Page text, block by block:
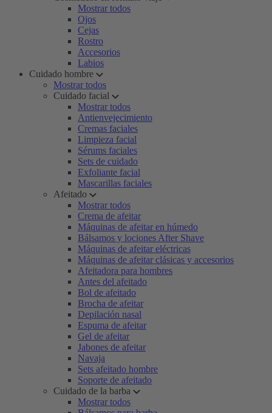
Mostrar todos
Ojos
Cejas
Rostro
Accesorios
Labios
Cuidado hombre
Mostrar todos
Cuidado facial
Mostrar todos
Antienvejecimiento
Cremas faciales
Limpieza facial
Sérums faciales
Sets de cuidado
Exfoliante facial
Mascarillas faciales
Afeitado
Mostrar todos
Crema de afeitar
Máquinas de afeitar en húmedo
Bálsamos y lociones After Shave
Máquinas de afeitar eléctricas
Máquinas de afeitar clásicas y accesorios
Afeitadora para hombres
Antes del afeitado
Bol de afeitado
Brocha de afeitar
Depilación nasal
Espuma de afeitar
Gel de afeitar
Jabones de afeitar
Navaja
Sets afeitado hombre
Soporte de afeitado
Cuidado de la barba
Mostrar todos